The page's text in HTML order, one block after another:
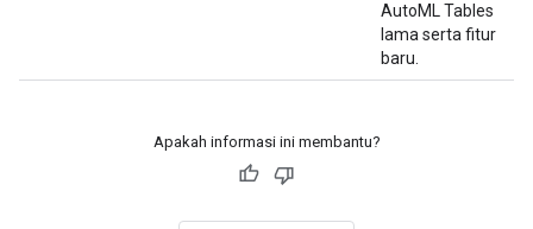
AutoML Tables
lama serta fitur
baru.
Apakah informasi ini membantu?